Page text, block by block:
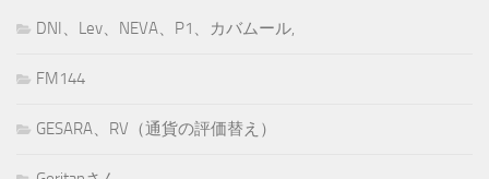
DNI、Lev、NEVA、P1、カバムール,
FM144
GESARA、RV（通貨の評価替え）